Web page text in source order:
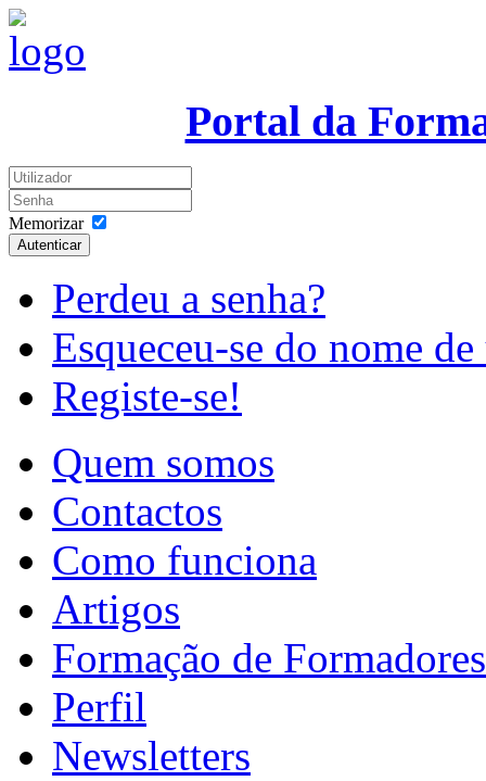
Portal da
Memorizar
Autenticar
Perdeu a senha?
Esqueceu-se do nome
Registe-se!
Quem somos
Contactos
Como funciona
Artigos
Formação de Formadores
Perfil
Newsletters